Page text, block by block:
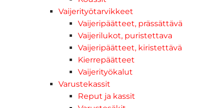
Vaijerityötarvikkeet
Vaijeripäätteet, prässättävä
Vaijerilukot, puristettava
Vaijeripäätteet, kiristettävä
Kierrepäätteet
Vaijerityökalut
Varustekassit
Reput ja kassit